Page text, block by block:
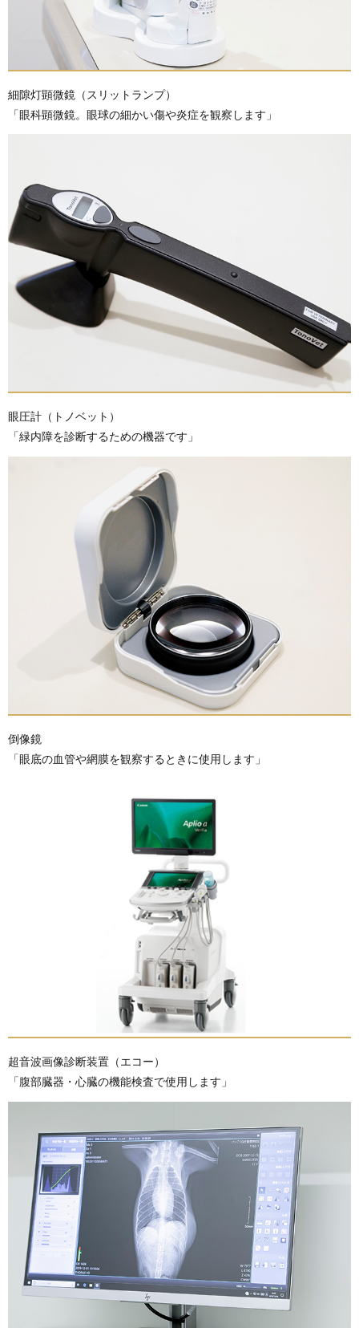
細隙灯顕微鏡（スリットランプ）
「眼科顕微鏡。眼球の細かい傷や炎症を観察します」
眼圧計（トノベット）
「緑内障を診断するための機器です」
倒像鏡
「眼底の血管や網膜を観察するときに使用します」
超音波画像診断装置（エコー）
「腹部臓器・心臓の機能検査で使用します」